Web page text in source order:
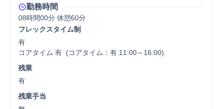
勤務時間
08時間00分 休憩60分
フレックスタイム制
有
コアタイム 有  (コアタイム：有 11:00～16:00)
残業
有
残業手当